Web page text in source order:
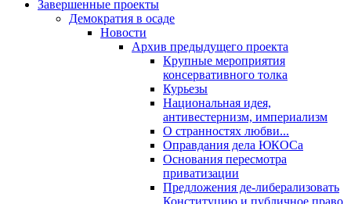
Завершенные проекты
Демократия в осаде
Новости
Архив предыдущего проекта
Крупные мероприятия
консервативного толка
Курьезы
Национальная идея,
антивестернизм, империализм
О странностях любви...
Оправдания дела ЮКОСа
Основания пересмотра
приватизации
Предложения де-либерализовать